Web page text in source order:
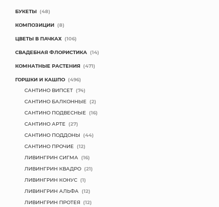
БУКЕТЫ (48)
КОМПОЗИЦИИ (8)
ЦВЕТЫ В ПАЧКАХ (106)
СВАДЕБНАЯ ФЛОРИСТИКА (14)
КОМНАТНЫЕ РАСТЕНИЯ (471)
ГОРШКИ И КАШПО (496)
САНТИНО ВИПСЕТ (74)
САНТИНО БАЛКОННЫЕ (2)
САНТИНО ПОДВЕСНЫЕ (16)
САНТИНО АРТЕ (27)
САНТИНО ПОДДОНЫ (44)
САНТИНО ПРОЧИЕ (12)
ЛИВИНГРИН СИГМА (16)
ЛИВИНГРИН КВАДРО (21)
ЛИВИНГРИН КОНУС (1)
ЛИВИНГРИН АЛЬФА (12)
ЛИВИНГРИН ПРОТЕЯ (12)